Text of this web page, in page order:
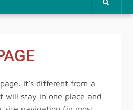
It’s different from a
will stay in one place and